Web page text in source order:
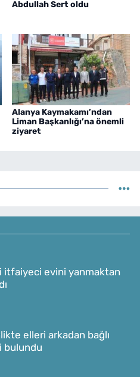
Abdullah Sert oldu
Alanya Kaymakamı’ndan
Liman Başkanlığı’na önemli
ziyaret
itfaiyeci evini yanmaktan
elleri arkadan bağlı
bulundu